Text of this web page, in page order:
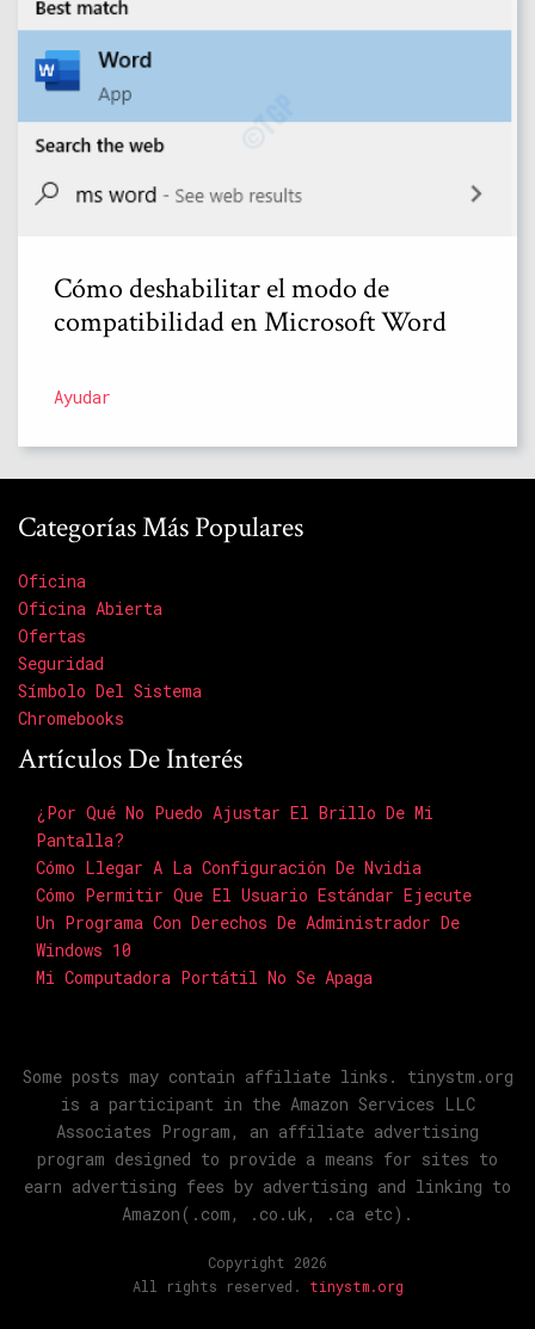
Cómo deshabilitar el modo de
compatibilidad en Microsoft Word
Ayudar
Categorías Más Populares
Oficina
Oficina Abierta
Ofertas
Seguridad
Símbolo Del Sistema
Chromebooks
Artículos De Interés
¿Por Qué No Puedo Ajustar El Brillo De Mi
Pantalla?
Cómo Llegar A La Configuración De Nvidia
Cómo Permitir Que El Usuario Estándar Ejecute
Un Programa Con Derechos De Administrador De
Windows 10
Mi Computadora Portátil No Se Apaga
Some posts may contain affiliate links. tinystm.org
is a participant in the Amazon Services LLC
Associates Program, an affiliate advertising
program designed to provide a means for sites to
earn advertising fees by advertising and linking to
Amazon(.com, .co.uk, .ca etc).
Copyright 2026
All rights reserved. tinystm.org